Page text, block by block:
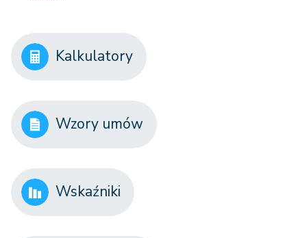
Kalkulatory
Wzory umów
Wskaźniki